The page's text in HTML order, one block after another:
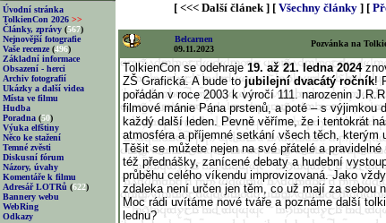
Úvodní stránka
TolkienCon 2026 >>
Články, zprávy (567)
Nejnovější fotografie
Vaše recenze (496)
Základní informace
Obsazení - herci
Archiv fotografií
Ukázky a další videa
Místa ve filmu
Hudba
Poradna (50)
Výuka elfštiny
Něco ke stažení
Temné zvěsti
Diskusní fórum
Názory, úvahy
Komentáře k filmu
Adresář LOTRů (622)
Bannery webu
WebRing
Odkazy
[ <<< Další článek ] [ Všechny články ] [
Belcarnen
09.11.2023
Pozvánka na
TolkienCon se odehraje19. až 21. ledna 2024
ZŠ Grafická. A bude tojubilejní dvacátý ročník!
pořádán v roce 2003 k výročí 111. narozenin
filmové mánie Pána prstenů, a poté – s výjimkou
každý další leden. Pevně věříme, že i tentokrát
atmosféra a příjemné setkání všech těch, kterým
Těšit se můžete nejen na své přátelé a
též přednášky, zanícené debaty a hudební
průběhu celého víkendu improvizovaná. Jako
zdaleka není určen jen těm, co už mají za sebou
Moc rádi uvítáme nové tváře a poznáme další
lednu?